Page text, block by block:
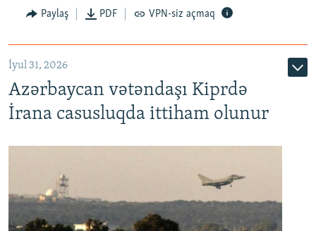
Paylaş PDF VPN-siz açmaq
İyul 31, 2026
Azərbaycan vətəndaşı Kiprdə
İrana casusluqda ittiham olunur